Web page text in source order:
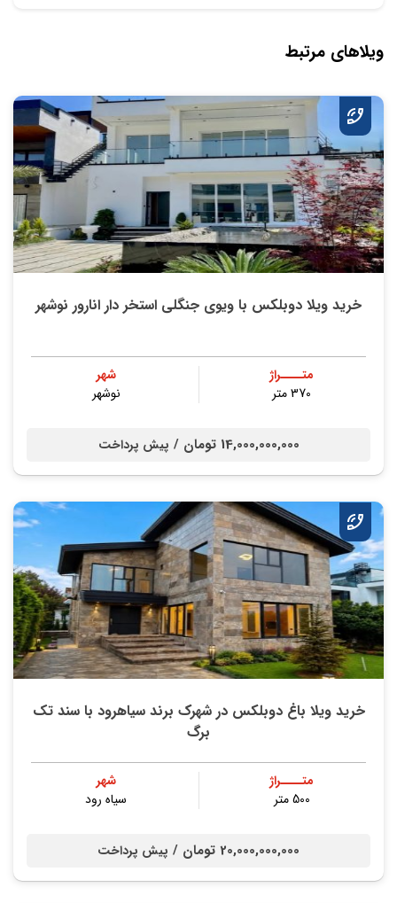
ویلاهای مرتبط
خريد ویلا دوبلکس با ویوی جنگلی استخر دار انارور نوشهر
متــــراژ
370 متر
شهر
نوشهر
14,000,000,000 تومان / پیش پرداخت
خريد ویلا باغ دوبلکس در شهرک برند سیاهرود با سند تك
برگ
متــــراژ
500 متر
شهر
سیاه رود
20,000,000,000 تومان / پیش پرداخت